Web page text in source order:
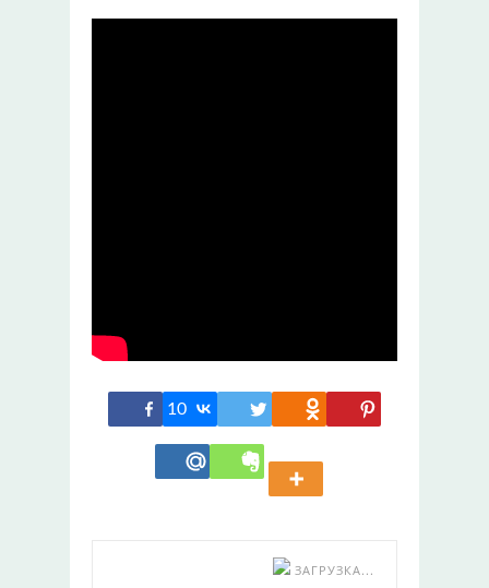
10
ЗАГРУЗКА...